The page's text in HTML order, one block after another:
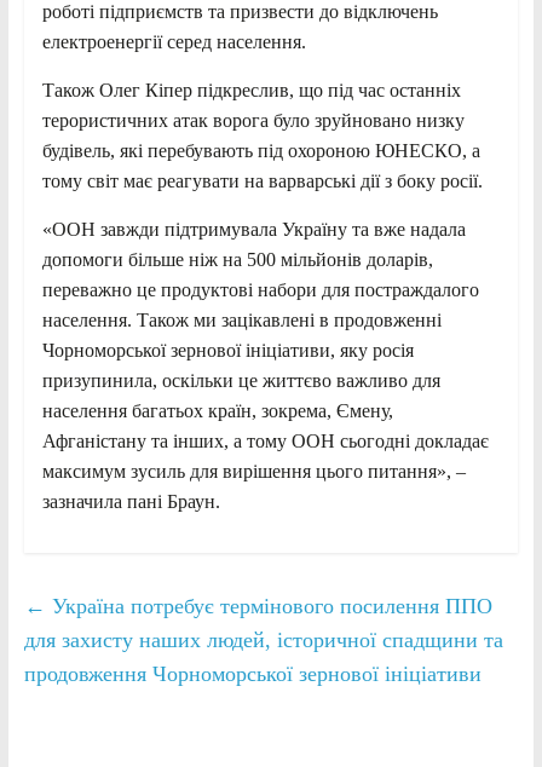
роботі підприємств та призвести до відключень
електроенергії серед населення.
Також Олег Кіпер підкреслив, що під час останніх
терористичних атак ворога було зруйновано низку
будівель, які перебувають під охороною ЮНЕСКО, а
тому світ має реагувати на варварські дії з боку росії.
«ООН завжди підтримувала Україну та вже надала
допомоги більше ніж на 500 мільйонів доларів,
переважно це продуктові набори для постраждалого
населення. Також ми зацікавлені в продовженні
Чорноморської зернової ініціативи, яку росія
призупинила, оскільки це життєво важливо для
населення багатьох країн, зокрема, Ємену,
Афганістану та інших, а тому ООН сьогодні докладає
максимум зусиль для вирішення цього питання», –
зазначила пані Браун.
← Україна потребує термінового посилення ППО
для захисту наших людей, історичної спадщини та
продовження Чорноморської зернової ініціативи